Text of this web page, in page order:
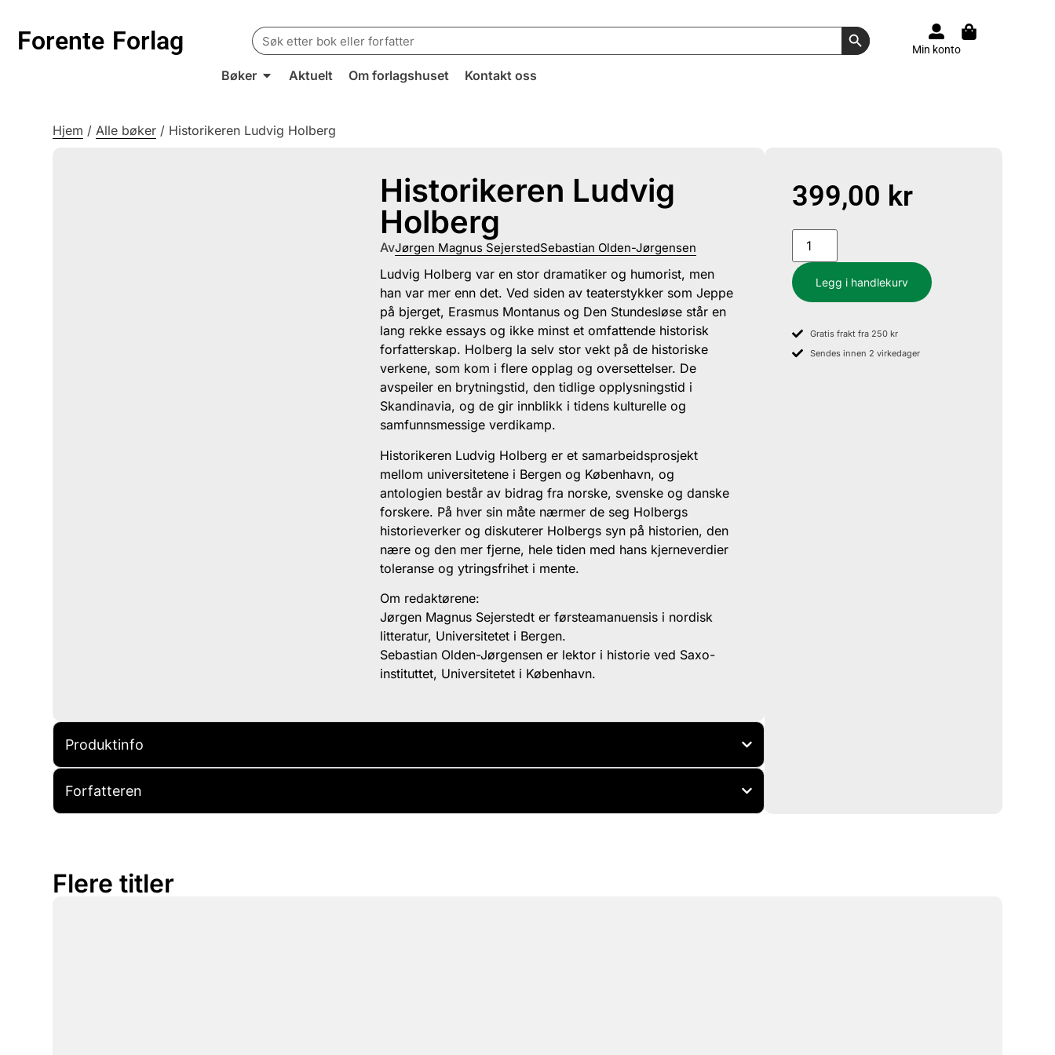
Forente Forlag
Search
for:
Search Button
Min konto
Bøker Aktuelt Om forlagshuset Kontakt oss
Hjem /Alle bøker / Historikeren Ludvig Holberg
Historikeren Ludvig
Holberg
AvJørgen Magnus SejerstedSebastian Olden-Jørgensen
Ludvig Holberg var en stor dramatiker og humorist, men
han var mer enn det. Ved siden av teaterstykker som Jeppe
på bjerget, Erasmus Montanus og Den Stundesløse står en
lang rekke essays og ikke minst et omfattende historisk
forfatterskap. Holberg la selv stor vekt på de historiske
verkene, som kom i flere opplag og oversettelser. De
avspeiler en brytningstid, den tidlige opplysningstid i
Skandinavia, og de gir innblikk i tidens kulturelle og
samfunnsmessige verdikamp.
Historikeren Ludvig Holberg er et samarbeidsprosjekt
mellom universitetene i Bergen og København, og
antologien består av bidrag fra norske, svenske og danske
forskere. På hver sin måte nærmer de seg Holbergs
historieverker og diskuterer Holbergs syn på historien, den
nære og den mer fjerne, hele tiden med hans kjerneverdier
toleranse og ytringsfrihet i mente.
Om redaktørene:
Jørgen Magnus Sejerstedt er førsteamanuensis i nordisk
litteratur, Universitetet i Bergen.
Sebastian Olden-Jørgensen er lektor i historie ved Saxo-
instituttet, Universitetet i København.
Produktinfo
Forfatteren
399,00 kr
Legg i handlekurv
Gratis frakt fra 250 kr
Sendes innen 2 virkedager
Flere titler